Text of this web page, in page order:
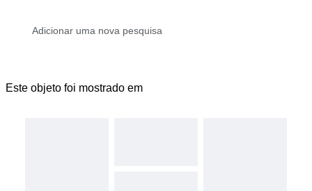
Este objeto foi mostrado em